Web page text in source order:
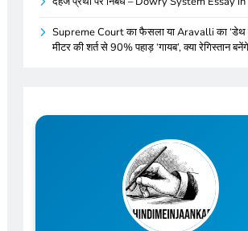
Supreme Court का फैसला या Aravalli का ‘डेथ
मीटर की शर्त से 90% पहाड़ ‘गायब’, क्या रेगिस्तान